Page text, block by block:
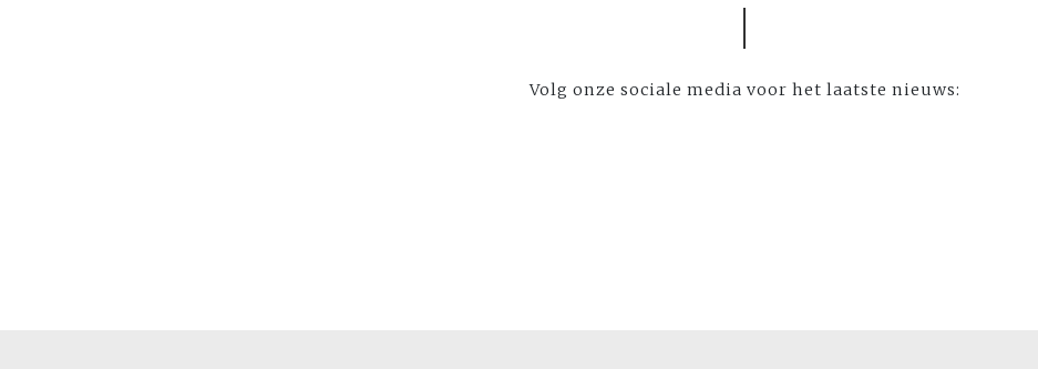
Volg onze sociale media voor het laatste nieuws: